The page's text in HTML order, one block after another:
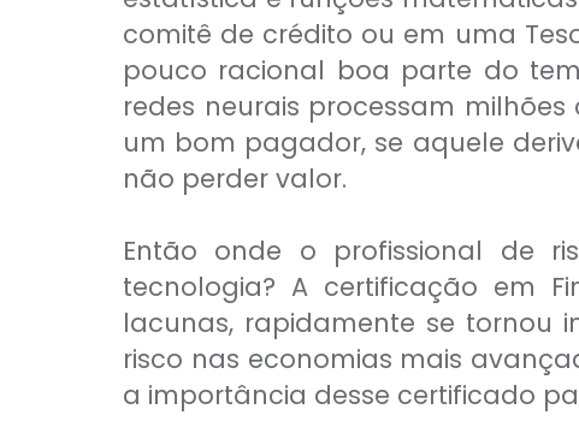
Curso Avan. de Análise de Crédito
M&A – Fusões e Aquisições
Ver todos (+50 cursos)
comitê de crédito ou em uma
pouco racional boa parte do
redes neurais processam
um bom pagador, se aquele
não perder valor.
Então onde o profissional de
tecnologia? A certificação em
lacunas, rapidamente se tornou
risco nas economias mais
a importância desse certificado